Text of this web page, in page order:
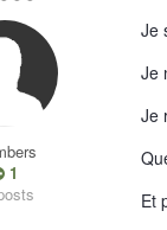
1
Je
Je
Je
Et